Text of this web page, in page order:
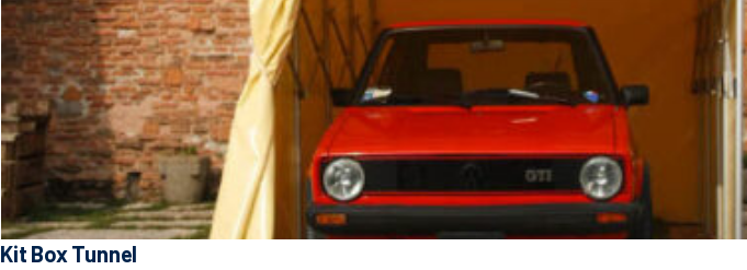
Kit Box Tunnel